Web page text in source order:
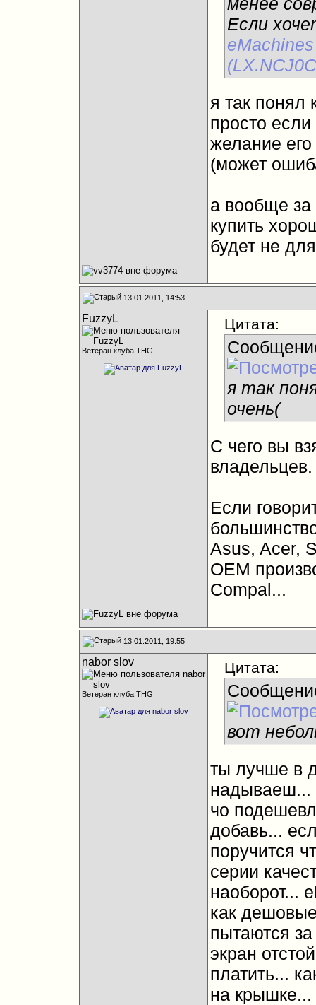
Если
я так понял
просто
желание его
(может
а вообще за
купить
будет не
13.01.2011, 14:53
FuzzyL
Ветеран клуба THG
Цитата:
я так
очень(
С чего вы
владельцев.
Если
Asus, Acer,
OEM
Compal...
13.01.2011, 19:55
nabor slov
Ветеран клуба THG
Цитата:
вот
ты лучше в
надываеш...
чо
добавь...
поручится
серии
наоборот...
как
пытаются
экран
платить...
на крышке...